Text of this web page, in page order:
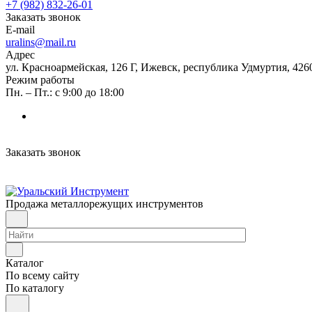
+7 (982) 832-26-01
Заказать звонок
E-mail
uralins@mail.ru
Адрес
ул. Красноармейская, 126 Г, Ижевск, республика Удмуртия,
Режим работы
Пн. – Пт.: с 9:00 до 18:00
Заказать звонок
Продажа металлорежущих инструментов
Каталог
По всему сайту
По каталогу